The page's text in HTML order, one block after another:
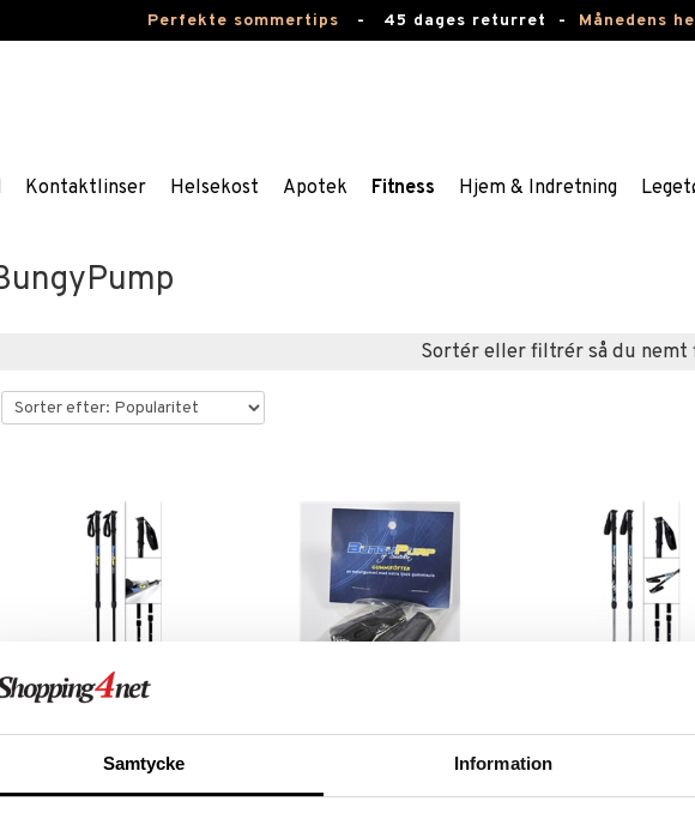
Samtycke Information
Perfekte sommertips - 45 dages returret - Månedens
Kontaktlinser Helsekost Apotek Fitness Hjem & Indretning
Sortér eller filtrér så du
6kg